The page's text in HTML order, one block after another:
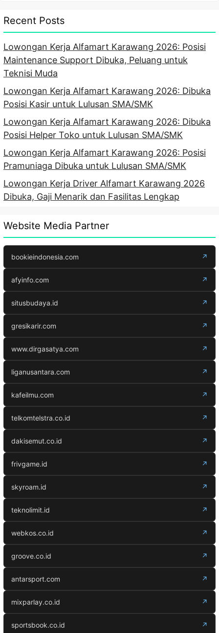
Recent Posts
Lowongan Kerja Alfamart Karawang 2026: Posisi
Maintenance Support Dibuka, Peluang untuk
Teknisi Muda
Lowongan Kerja Alfamart Karawang 2026: Dibuka
Posisi Kasir untuk Lulusan SMA/SMK
Lowongan Kerja Alfamart Karawang 2026: Dibuka
Posisi Helper Toko untuk Lulusan SMA/SMK
Lowongan Kerja Alfamart Karawang 2026: Posisi
Pramuniaga Dibuka untuk Lulusan SMA/SMK
Lowongan Kerja Driver Alfamart Karawang 2026
Dibuka, Gaji Menarik dan Fasilitas Lengkap
Website Media Partner
bookieindonesia.com ↗
afyinfo.com ↗
situsbudaya.id ↗
gresikarir.com ↗
www.dirgasatya.com ↗
liganusantara.com ↗
kafeilmu.com ↗
telkomtelstra.co.id ↗
dakisemut.co.id ↗
frivgame.id ↗
skyroam.id ↗
teknolimit.id ↗
webkos.co.id ↗
groove.co.id ↗
antarsport.com ↗
mixparlay.co.id ↗
sportsbook.co.id ↗